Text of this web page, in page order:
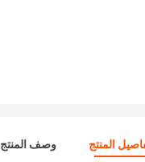
المنتج وصف المنتج